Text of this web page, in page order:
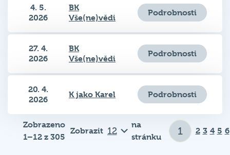
4. 5.
2026
BK
Vše(ne)vědi
Podrobnosti
27. 4.
2026
BK
Vše(ne)vědi
Podrobnosti
20. 4.
2026
K jako Karel Podrobnosti
Zobrazeno
1–12 z 305
Zobrazit
na
stránku
2 3 4 5 6